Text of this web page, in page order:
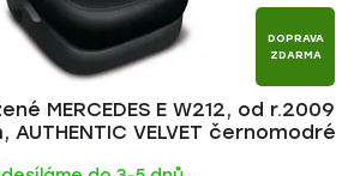
DOPRAVA
ZDARMA
MERCEDES E W212, od r.2009
VELVET černomodré